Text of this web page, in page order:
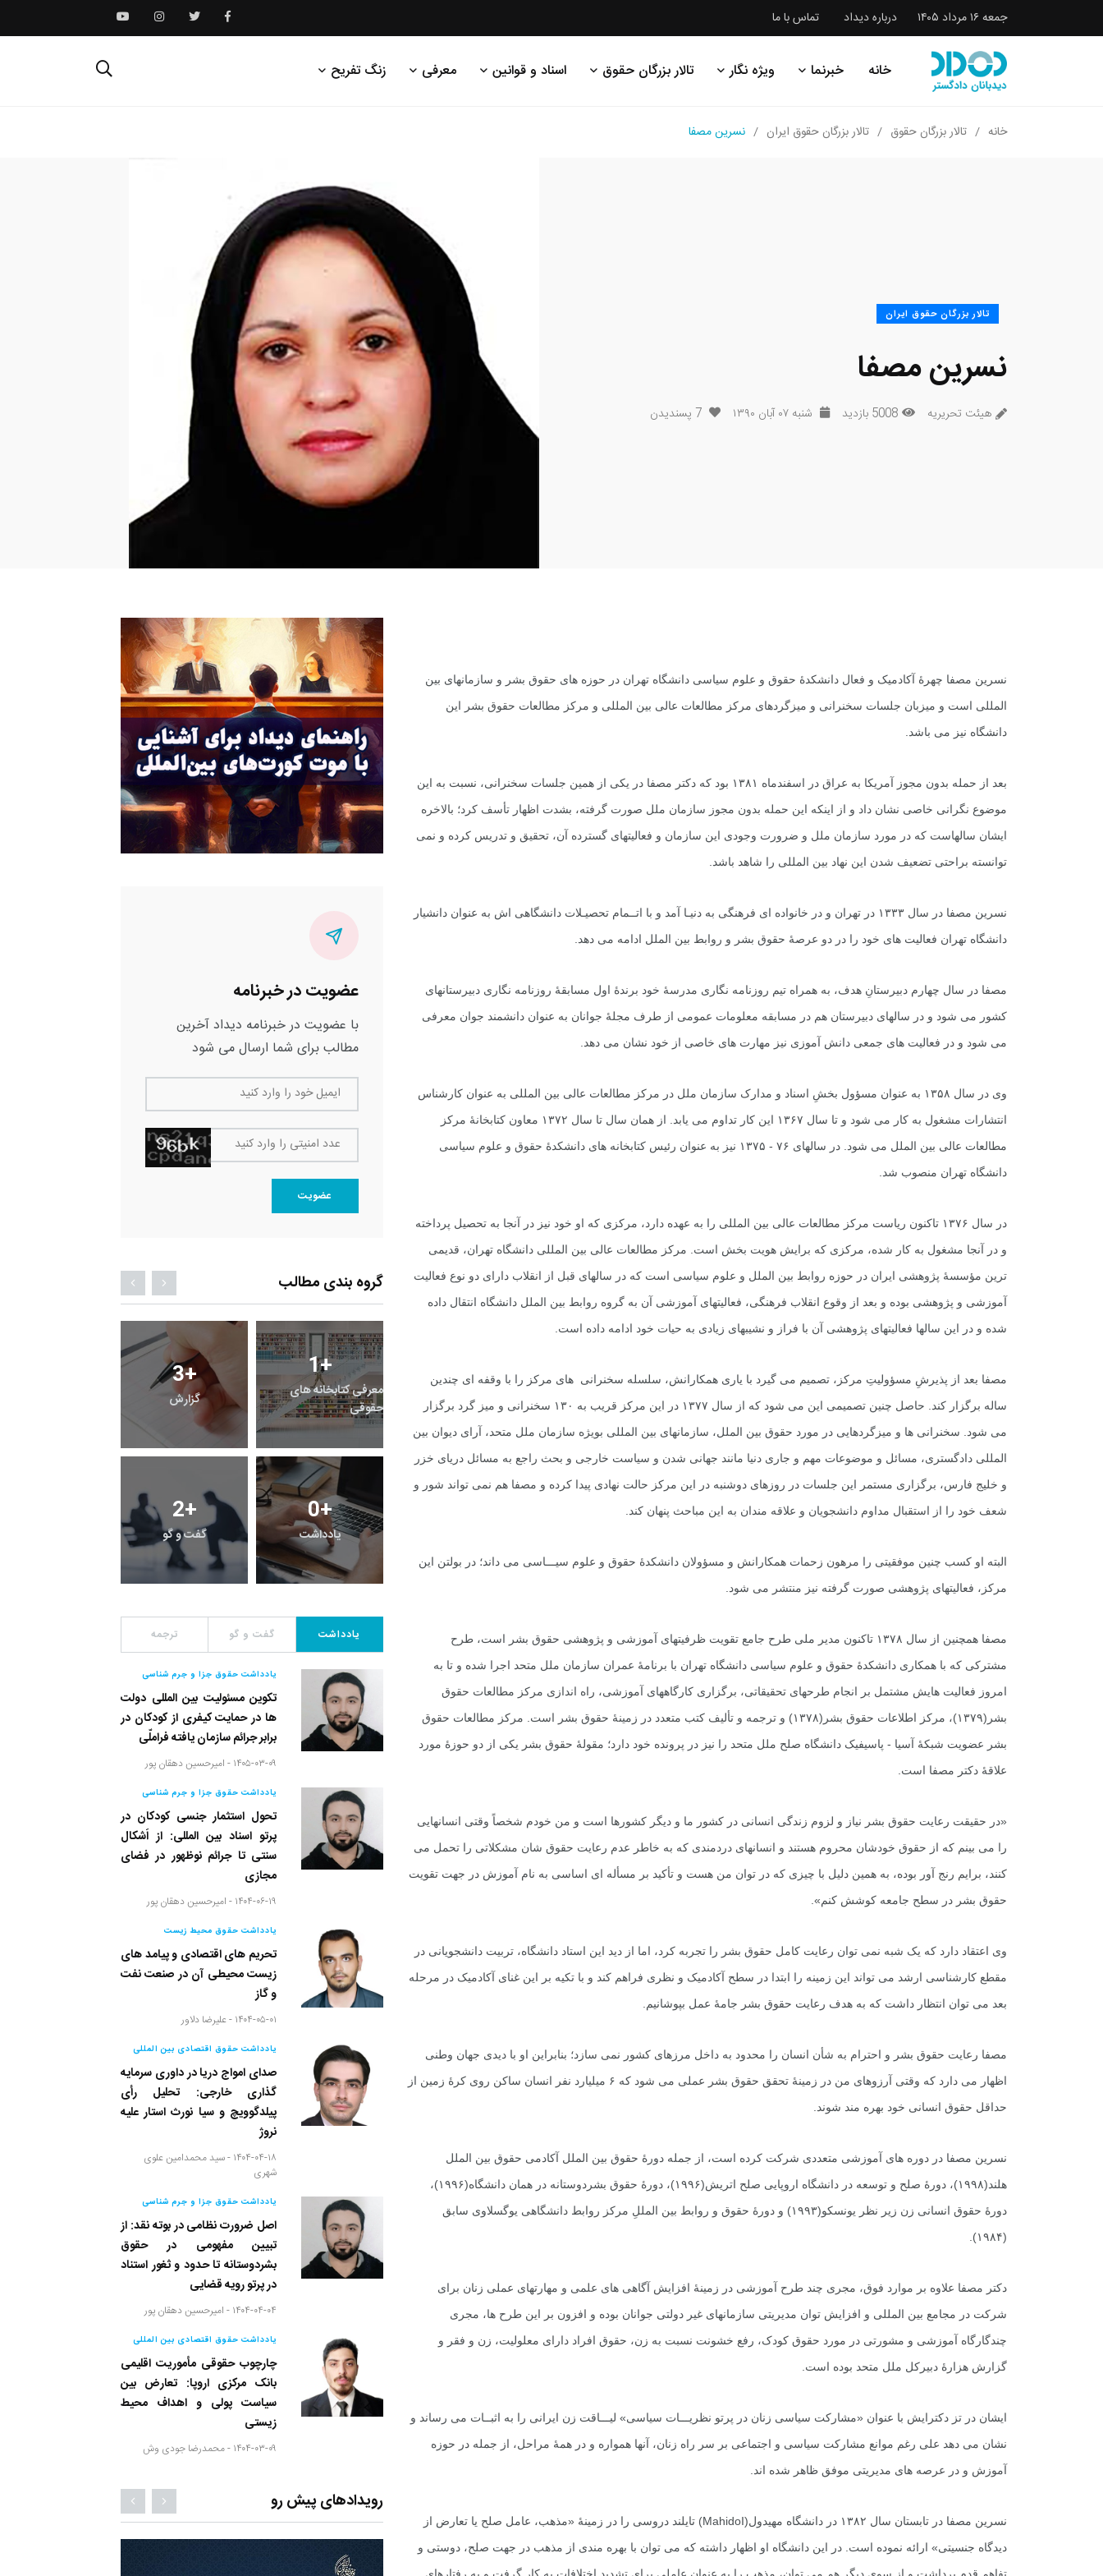
جمعه ۱۶ مرداد ۱۴۰۵ درباره دیداد تماس با ما
خانه خبرنما ویژه نگار تالار بزرگان حقوق اسناد و قوانین معرفی زنگ تفریح
خانه تالار بزرگان حقوق تالار بزرگان حقوق ایران نسرین مصفا
تالار بزرگان حقوق ایران
نسرین مصفا
هیئت تحریریه 5008 بازدید شنبه ۰۷ آبان ۱۳۹۰ 7 پسندیدن
نسرین مصفا چهرۀ آکادمیک و فعال دانشکدۀ حقوق و علوم سیاسى دانشگاه تهران در حوزه هاى حقوق بشر و سازمانهاى بین
المللى است و میزبان جلسات سخنرانى و میزگردهاى مرکز مطالعات عالى بین المللى و مرکز مطالعات حقوق بشر این
دانشگاه نیز می باشد.
بعد از حمله بدون مجوز آمریکا به عراق در اسفندماه ۱۳۸۱ بود که دکتر مصفا در یکى از همین جلسات سخنرانى، نسبت به این
موضوع نگرانى خاصى نشان داد و از اینکه این حمله بدون مجوز سازمان ملل صورت گرفته، بشدت اظهار تأسف کرد؛ بالاخره
ایشان سالهاست که در مورد سازمان ملل و ضرورت وجودى این سازمان و فعالیتهاى گسترده آن، تحقیق و تدریس کرده و نمى
توانسته براحتى تضعیف شدن این نهاد بین المللى را شاهد باشد.
نسرین مصفا در سال ۱۳۳۳ در تهران و در خانواده اى فرهنگى به دنیـا آمد و با اتــمام تحصیـلات دانشگاهى اش به عنوان دانشیار
دانشگاه تهران فعالیت هاى خود را در دو عرصۀ حقوق بشر و روابط بین الملل ادامه مى دهد.
مصفا در سال چهارم دبیرستانِ هدف، به همراه تیم روزنامه نگارى مدرسۀ خود برندۀ اول مسابقۀ روزنامه نگارى دبیرستانهاى
کشور مى شود و در سالهاى دبیرستان هم در مسابقه معلومات عمومى از طرف مجلۀ جوانان به عنوان دانشمند جوان معرفى
مى شود و در فعالیت هاى جمعى دانش آموزى نیز مهارت های خاصى از خود نشان می دهد.
وی در سال ۱۳۵۸ به عنوان مسؤول بخشِ اسناد و مدارک سازمان ملل در مرکز مطالعات عالى بین المللى به عنوان کارشناس
انتشارات مشغول به کار مى شود و تا سال ۱۳۶۷ این کار تداوم می یابد. از همان سال تا سال ۱۳۷۲ معاون کتابخانۀ مرکز
مطالعات عالى بین الملل مى شود. در سالهاى ۷۶ - ۱۳۷۵ نیز به عنوان رئیس کتابخانه هاى دانشکدۀ حقوق و علوم سیاسى
دانشگاه تهران منصوب شد.
در سال ۱۳۷۶ تاکنون ریاست مرکز مطالعات عالى بین المللى را به عهده دارد، مرکزى که او خود نیز در آنجا به تحصیل پرداخته
و در آنجا مشغول به کار شده، مرکزى که برایش هویت بخش است. مرکز مطالعات عالى بین المللى دانشگاه تهران، قدیمى
ترین مؤسسۀ پژوهشى ایران در حوزه روابط بین الملل و علوم سیاسى است که در سالهاى قبل از انقلاب داراى دو نوع فعالیت
آموزشى و پژوهشى بوده و بعد از وقوع انقلاب فرهنگى، فعالیتهاى آموزشى آن به گروه روابط بین الملل دانشگاه انتقال داده
شده و در این سالها فعالیتهاى پژوهشى آن با فراز و نشیبهاى زیادى به حیات خود ادامه داده است.
مصفا بعد از پذیرشِ مسؤولیتِ مرکز، تصمیم مى گیرد با یارى همکارانش، سلسله سخنرانى هاى مرکز را با وقفه اى چندین
ساله برگزار کند. حاصل چنین تصمیمى این مى شود که از سال ۱۳۷۷ در این مرکز قریب به ۱۳۰ سخنرانى و میز گرد برگزار
می شود. سخنرانى ها و میزگردهایى در مورد حقوق بین الملل، سازمانهاى بین المللى بویژه سازمان ملل متحد، آراى دیوان بین
المللى دادگسترى، مسائل و موضوعات مهم و جارى دنیا مانند جهانى شدن و سیاست خارجى و بحث راجع به مسائل دریاى خزر
و خلیج فارس، برگزارى مستمر این جلسات در روزهاى دوشنبه در این مرکز حالت نهادى پیدا کرده و مصفا هم نمى تواند شور و
شعف خود را از استقبال مداوم دانشجویان و علاقه مندان به این مباحث پنهان کند.
البته او کسب چنین موفقیتى را مرهون زحمات همکارانش و مسؤولان دانشکدۀ حقوق و علوم سیـــاسى مى داند؛ در بولتن این
مرکز، فعالیتهاى پژوهشى صورت گرفته نیز منتشر مى شود.
مصفا همچنین از سال ۱۳۷۸ تاکنون مدیر ملى طرح جامع تقویت ظرفیتهاى آموزشى و پژوهشى حقوق بشر است، طرح
مشترکى که با همکارى دانشکدۀ حقوق و علوم سیاسى دانشگاه تهران با برنامۀ عمران سازمان ملل متحد اجرا شده و تا به
امروز فعالیت هایش مشتمل بر انجام طرحهاى تحقیقاتى، برگزارى کارگاههاى آموزشى، راه اندازى مرکز مطالعات حقوق
بشر(۱۳۷۹)، مرکز اطلاعات حقوق بشر(۱۳۷۸) و ترجمه و تألیف کتب متعدد در زمینۀ حقوق بشر است. مرکز مطالعات حقوق
بشر عضویت شبکۀ آسیا - پاسیفیک دانشگاه صلح ملل متحد را نیز در پرونده خود دارد؛ مقولۀ حقوق بشر یکى از دو حوزۀ مورد
علاقۀ دکتر مصفا است.
«در حقیقت رعایت حقوق بشر نیاز و لزوم زندگى انسانى در کشور ما و دیگر کشورها است و من خودم شخصاً وقتى انسانهایى
را مى بینم که از حقوق خودشان محروم هستند و انسانهاى دردمندى که به خاطر عدم رعایت حقوق شان مشکلاتى را تحمل مى
کنند، برایم رنج آور بوده، به همین دلیل با چیزى که در توان من هست و تأکید بر مسأله اى اساسى به نام آموزش در جهت تقویت
حقوق بشر در سطح جامعه کوشش کنم».
وی اعتقاد دارد که یک شبه نمى توان رعایت کامل حقوق بشر را تجربه کرد، اما از دید این استاد دانشگاه، تربیت دانشجویانى در
مقطع کارشناسى ارشد مى تواند این زمینه را ابتدا در سطح آکادمیک و نظرى فراهم کند و با تکیه بر این غناى آکادمیک در مرحله
بعد مى توان انتظار داشت که به هدف رعایت حقوق بشر جامۀ عمل بپوشانیم.
مصفا رعایت حقوق بشر و احترام به شأن انسان را محدود به داخل مرزهاى کشور نمى سازد؛ بنابراین او با دیدى جهان وطنى
اظهار مى دارد که وقتى آرزوهاى من در زمینۀ تحقق حقوق بشر عملى مى شود که ۶ میلیارد نفر انسان ساکن روى کرۀ زمین از
حداقل حقوق انسانى خود بهره مند شوند.
نسرین مصفا در دوره هاى آموزشى متعددى شرکت کرده است، از جمله دورۀ حقوق بین الملل آکادمى حقوق بین الملل
هلند(۱۹۹۸)، دورۀ صلح و توسعه در دانشگاه اروپایى صلح اتریش(۱۹۹۶)، دورۀ حقوق بشردوستانه در همان دانشگاه(۱۹۹۶)،
دورۀ حقوق انسانى زن زیر نظر یونسکو(۱۹۹۳) و دورۀ حقوق و روابط بین المللِ مرکز روابط دانشگاهى یوگسلاوى سابق
(۱۹۸۴).
دکتر مصفا علاوه بر موارد فوق، مجرى چند طرح آموزشى در زمینۀ افزایش آگاهى هاى علمى و مهارتهاى عملى زنان براى
شرکت در مجامع بین المللى و افزایش توان مدیریتى سازمانهاى غیر دولتى جوانان بوده و افزون بر این طرح ها، مجرى
چندگارگاه آموزشى و مشورتى در مورد حقوق کودک، رفع خشونت نسبت به زن، حقوق افراد داراى معلولیت، زن و فقر و
گزارش هزارۀ دبیرکل ملل متحد بوده است.
ایشان در تز دکترایش با عنوان «مشارکت سیاسى زنان در پرتو نظریـــات سیاسى» لیـــاقت زن ایرانى را به اثبــات مى رساند و
نشان مى دهد على رغم موانع مشارکت سیاسى و اجتماعى بر سر راه زنان، آنها همواره و در همۀ مراحل، از جمله در حوزه
آموزش و در عرصه هاى مدیریتى موفق ظاهر شده اند.
نسرین مصفا در تابستان سال ۱۳۸۲ در دانشگاه مهیدول( MahidoI) تایلند دروسى را در زمینۀ «مذهب، عامل صلح یا تعارض از
دیدگاه جنسیتى» ارائه نموده است. در این دانشگاه او اظهار داشته که مى توان با بهره مندى از مذهب در جهت صلح، دوستى و
عضویت در خبرنامه
با عضویت در خبرنامه دیداد آخرین
مطالب برای شما ارسال می شود
ایمیل خود را وارد کنید
عدد امنیتی را وارد کنید
عضویت
گروه بندی مطالب
21+
خبر
1+
راهنما
15+
فراخوان مقاله
120+
رویداد
0+
معرفی منابع اینترنتی
0+ 3+
گزارش
معرفی کتابخانه های
حقوقی
2+ 0+
یادداشت گفت و گو ترجمه
یادداشت حقوق جزا و جرم شناسی
تکوین مسئولیت بین المللی دولت
ها در حمایت کیفری از کودکان در
برابر جرائم سازمان یافته فراملّی
۱۴۰۵-۰۳-۰۹ - امیرحسین دهقان پور
یادداشت حقوق جزا و جرم شناسی
تحول استثمار جنسی کودکان در
پرتو اسناد بین المللی: از اَشکال
سنتی تا جرائم نوظهور در فضای
مجازی
۱۴۰۴-۰۶-۱۹ - امیرحسین دهقان پور
یادداشت حقوق محیط زیست
تحریم های اقتصادی و پیامد های
زیست محیطی آن در صنعت نفت
و گاز
۱۴۰۴-۰۵-۰۱ - علیرضا دلاور
یادداشت حقوق اقتصادی بین المللی
صدای امواج دریا در داوری سرمایه
گذاری خارجی: تحلیل رأی
پیلدگوویچ و سیا نورث استار علیه
نروژ
۱۴۰۴-۰۴-۱۸ - سید محمدامین علوی
شهری
یادداشت حقوق جزا و جرم شناسی
اصل ضرورت نظامی در بوته نقد: از
تبیین مفهومی در حقوق
بشردوستانه تا حدود و ثغور استناد
در پرتو رویه قضایی
۱۴۰۴-۰۴-۰۴ - امیرحسین دهقان پور
یادداشت حقوق اقتصادی بین المللی
چارچوب حقوقی مأموریت اقلیمی
بانک مرکزی اروپا: تعارض بین
سیاست پولی و اهداف محیط
زیستی
۱۴۰۴-۰۳-۰۹ - محمدرضا جودی وش
رویدادهای پیش رو